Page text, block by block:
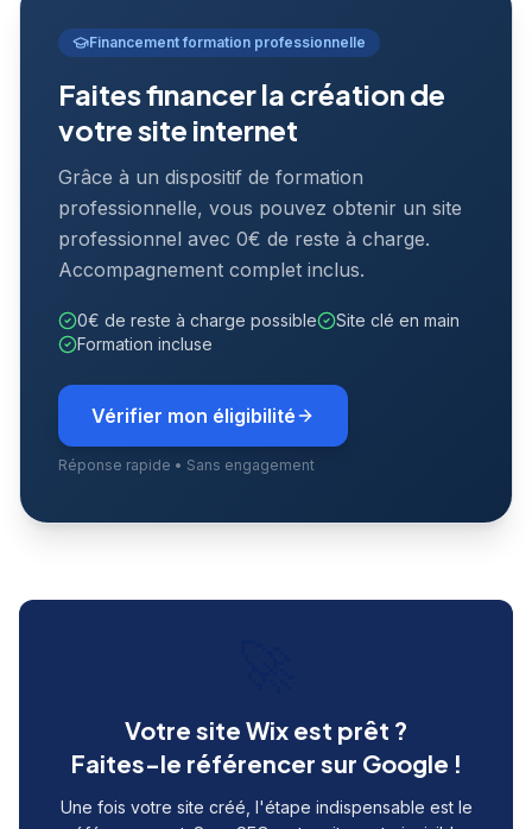
Financement formation professionnelle
Faites financer la création de
votre site internet
Grâce à un dispositif de formation
professionnelle, vous pouvez obtenir un site
professionnel avec 0€ de reste à charge.
Accompagnement complet inclus.
0€ de reste à charge possible
Site clé en main
Formation incluse
Vérifier mon éligibilité
Réponse rapide • Sans engagement
Votre site Wix est prêt ?
Faites-le référencer sur Google !
Une fois votre site créé, l'étape indispensable est le